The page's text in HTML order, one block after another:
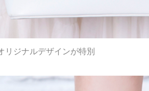
リジナルデザインが特別